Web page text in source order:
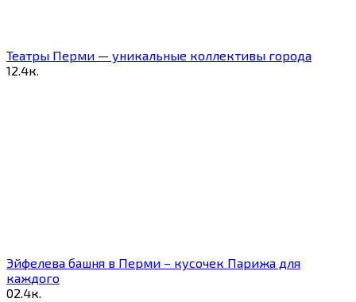
Театры Перми — уникальные коллективы города
12.4к.
Эйфелева башня в Перми – кусочек Парижа для
каждого
02.4к.